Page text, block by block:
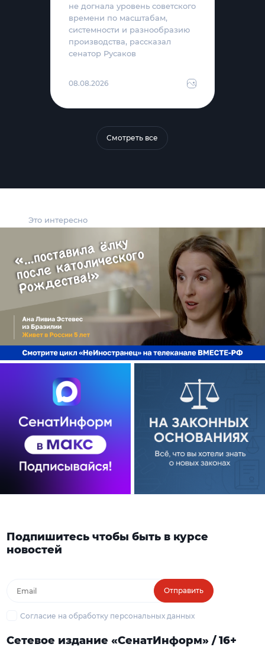
Это интересно
не догнала уровень советского
времени по масштабам,
системности и разнообразию
производства, рассказал
сенатор Русаков
08.08.2026
Смотреть все
Подпишитесь чтобы быть в курсе
новостей
Отправить
Согласие на обработку персональных данных
Сетевое издание «СенатИнформ» / 16+